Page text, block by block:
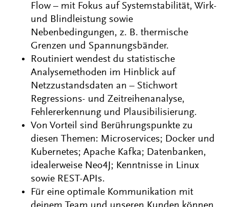
Flow – mit Fokus auf Systemstabilität, Wirk-
und Blindleistung sowie
Nebenbedingungen, z. B. thermische
Grenzen und Spannungsbänder.
Routiniert wendest du statistische
Analysemethoden im Hinblick auf
Netzzustandsdaten an – Stichwort
Regressions- und Zeitreihenanalyse,
Fehlererkennung und Plausibilisierung.
Von Vorteil sind Berührungspunkte zu
diesen Themen: Microservices; Docker und
Kubernetes; Apache Kafka; Datenbanken,
idealerweise Neo4J; Kenntnisse in Linux
sowie REST-APIs.
Für eine optimale Kommunikation mit